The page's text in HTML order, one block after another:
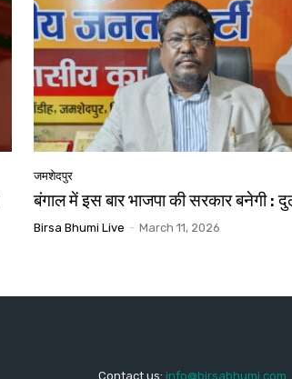
जमशेदपुर
बंगाल में इस बार भाजपा की सरकार बनेगी :
Birsa Bhumi Live - March 11, 2026
Contact us: info@birsabhumi.com